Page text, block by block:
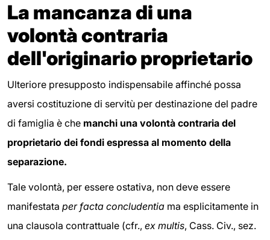
La mancanza di una
volontà contraria
dell'originario proprietario
Ulteriore presupposto indispensabile affinché possa
aversi costituzione di servitù per destinazione del padre
di famiglia è che manchi una volontà contraria del
proprietario dei fondi espressa al momento della
separazione.
Tale volontà, per essere ostativa, non deve essere
manifestata per facta concludentia ma esplicitamente in
una clausola contrattuale (cfr., ex multis, Cass. Civ., sez.